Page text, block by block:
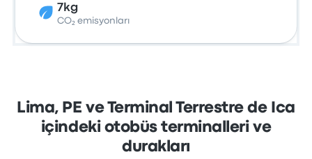
7kg
CO₂ emisyonları
Lima, PE ve Terminal Terrestre de Ica
içindeki otobüs terminalleri ve
durakları